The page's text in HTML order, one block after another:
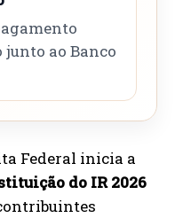
junto ao Banco
Federal inicia a
do IR 2026